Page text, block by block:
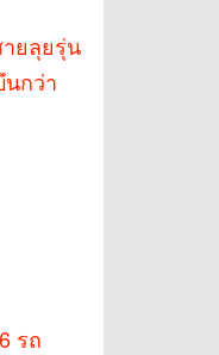
ยลุยรุ่น
กว่า
รถ